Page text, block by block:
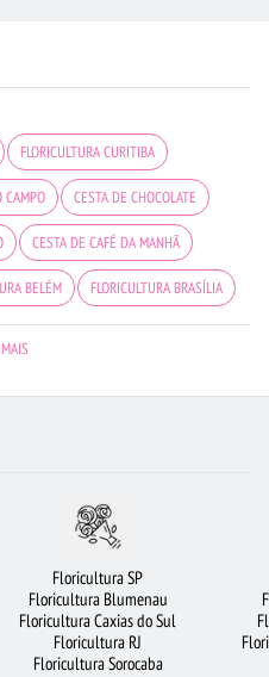
FLORICULTURA CURITIBA
CAMPO CESTA DE CHOCOLATE
CESTA DE CAFÉ DA MANHÃ
BELÉM FLORICULTURA BRASÍLIA
FLORICULTURA BH
DE FLORES FLORES DO CAMPO
FLORICULTURA PORTO ALEGRE
Floricultura SP
Floricultura Blumenau
Floricultura Caxias do Sul
Floricultura RJ
Floricultura Sorocaba